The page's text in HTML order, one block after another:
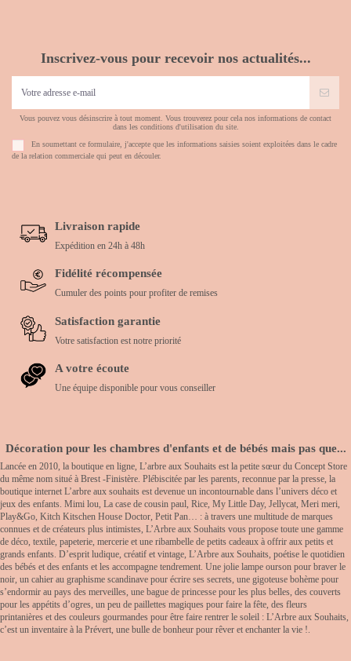
Inscrivez-vous pour recevoir nos actualités...
Vous pouvez vous désinscrire à tout moment. Vous trouverez pour cela nos informations de contact
dans les conditions d'utilisation du site.
En soumettant ce formulaire, j'accepte que les informations saisies soient exploitées dans le cadre
de la relation commerciale qui peut en découler.
Livraison rapide
Expédition en 24h à 48h
Fidélité récompensée
Cumuler des points pour profiter de remises
Satisfaction garantie
Votre satisfaction est notre priorité
A votre écoute
Une équipe disponible pour vous conseiller
Décoration pour les chambres d'enfants et de bébés mais pas que...
Lancée en 2010, la boutique en ligne, L’arbre aux Souhaits est la petite sœur du Concept Store
du même nom situé à Brest -Finistère. Plébiscitée par les parents, reconnue par la presse, la
boutique internet L’arbre aux souhaits est devenue un incontournable dans l’univers déco et
jeux des enfants. Mimi lou, La case de cousin paul, Rice, My Little Day, Jellycat, Meri meri,
Play&Go, Kitch Kitschen House Doctor, Petit Pan… : à travers une multitude de marques
connues et de créateurs plus intimistes, L’Arbre aux Souhaits vous propose toute une gamme
de déco, textile, papeterie, mercerie et une ribambelle de petits cadeaux à offrir aux petits et
grands enfants. D’esprit ludique, créatif et vintage, L’Arbre aux Souhaits, poétise le quotidien
des bébés et des enfants et les accompagne tendrement. Une jolie lampe ourson pour braver le
noir, un cahier au graphisme scandinave pour écrire ses secrets, une gigoteuse bohème pour
s’endormir au pays des merveilles, une bague de princesse pour les plus belles, des couverts
pour les appétits d’ogres, un peu de paillettes magiques pour faire la fête, des fleurs
printanières et des couleurs gourmandes pour être faire rentrer le soleil : L’Arbre aux Souhaits,
c’est un inventaire à la Prévert, une bulle de bonheur pour rêver et enchanter la vie !.